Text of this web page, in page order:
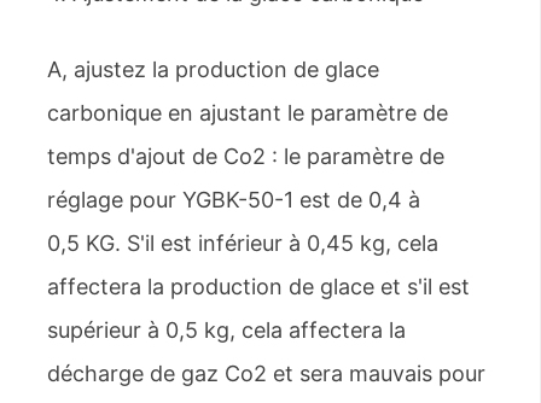
A, ajustez la production de glace
carbonique en ajustant le paramètre de
temps d'ajout de Co2 : le paramètre de
réglage pour YGBK-50-1 est de 0,4 à
0,5 KG. S'il est inférieur à 0,45 kg, cela
affectera la production de glace et s'il est
supérieur à 0,5 kg, cela affectera la
décharge de gaz Co2 et sera mauvais pour